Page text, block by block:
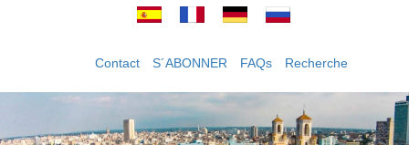
Contact S´ABONNER FAQs Recherche